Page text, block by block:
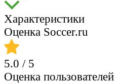
Характеристики
Оценка Soccer.ru
5.0 / 5
Оценка пользователей